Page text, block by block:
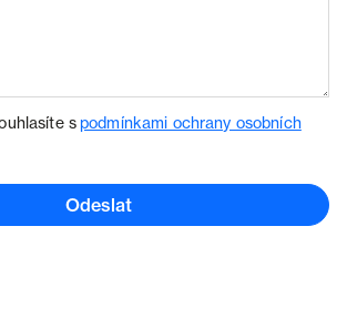
spodmínkami ochrany osobních
Odeslat